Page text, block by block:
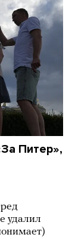
Питер»,
удалил